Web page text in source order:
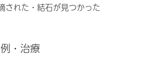
された・結石が見つかった
・治療